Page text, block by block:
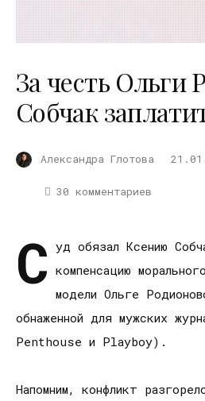
За честь Ольги
Собчак
Александра Глотова
30 комментариев
С уд обязал Ксению
компенсацию
модели Ольге
обнаженной для мужских
Penthouse и Playboy).
Напомним, конфликт